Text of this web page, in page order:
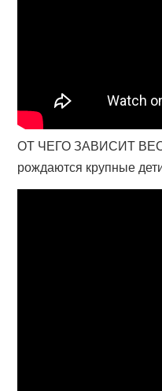
ОТ ЧЕГО ЗАВИСИТ
рождаются крупные